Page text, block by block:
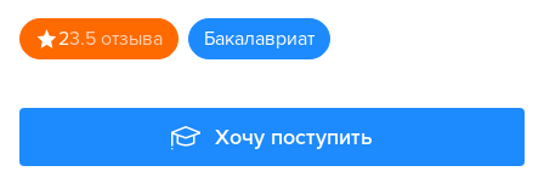
23.5 отзыва бакалавриат
Хочу поступить